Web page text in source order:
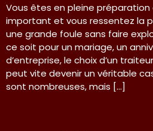
Vous êtes en pleine préparation
important et vous ressentez la
une grande foule sans faire
ce soit pour un mariage, un
d’entreprise, le choix d’un
peut vite devenir un véritable
sont nombreuses, mais […]